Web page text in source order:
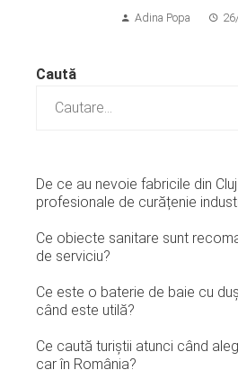
Adina Popa
Caută
De ce au nevoie fabricile din
profesionale de curățenie
Ce obiecte sanitare sunt
de serviciu?
Ce este o baterie de baie cu
când este utilă?
Ce caută turiștii atunci când
car în România?